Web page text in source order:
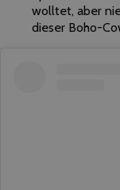
wolltet, aber
dieser Boho-